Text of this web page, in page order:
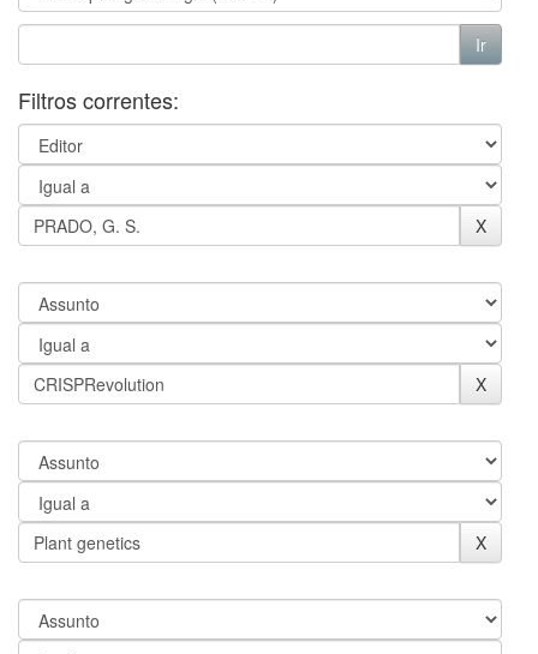
Filtros correntes: